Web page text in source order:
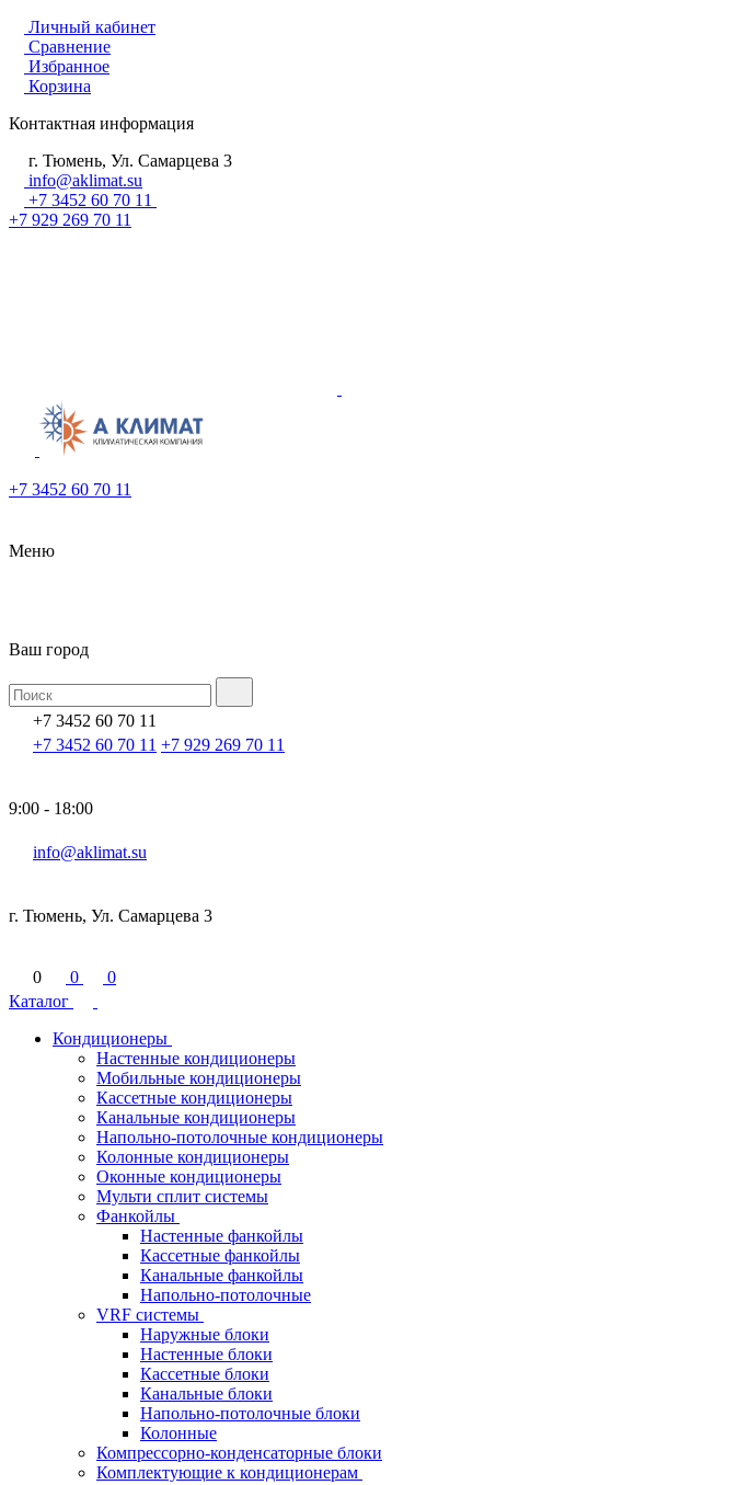
Личный кабинет
Сравнение
Избранное
Корзина
Контактная информация
г. Тюмень, Ул. Самарцева 3
info@aklimat.su
+7 3452 60 70 11
+7 929 269 70 11
+7 3452 60 70 11
Меню
Ваш город
+7 3452 60 70 11
+7 3452 60 70 11 +7 929 269 70 11
9:00 - 18:00
info@aklimat.su
г. Тюмень, Ул. Самарцева 3
0 0
0
Каталог
Кондиционеры
Настенные кондиционеры
Мобильные кондиционеры
Кассетные кондиционеры
Канальные кондиционеры
Напольно-потолочные кондиционеры
Колонные кондиционеры
Оконные кондиционеры
Мульти сплит системы
Фанкойлы
Настенные фанкойлы
Кассетные фанкойлы
Канальные фанкойлы
Напольно-потолочные
VRF системы
Наружные блоки
Настенные блоки
Кассетные блоки
Канальные блоки
Напольно-потолочные блоки
Колонные
Компрессорно-конденсаторные блоки
Комплектующие к кондиционерам